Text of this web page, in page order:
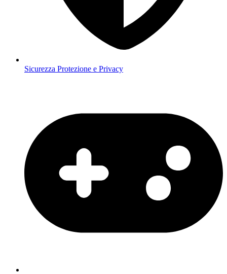
Sicurezza Protezione e Privacy